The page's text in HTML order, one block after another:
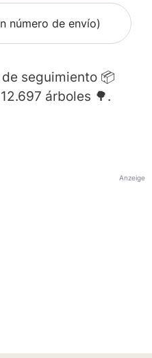
número de envío)
de seguimiento 📦
12.697 árboles 🌳.
Anzeige